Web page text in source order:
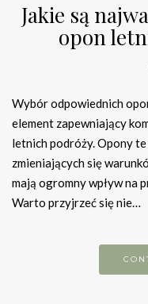
Jakie są
opon
Wybór odpowiednich
element zapewniający
letnich podróży. Opony
zmieniających się
mają ogromny wpływ na
Warto przyjrzeć się nie…